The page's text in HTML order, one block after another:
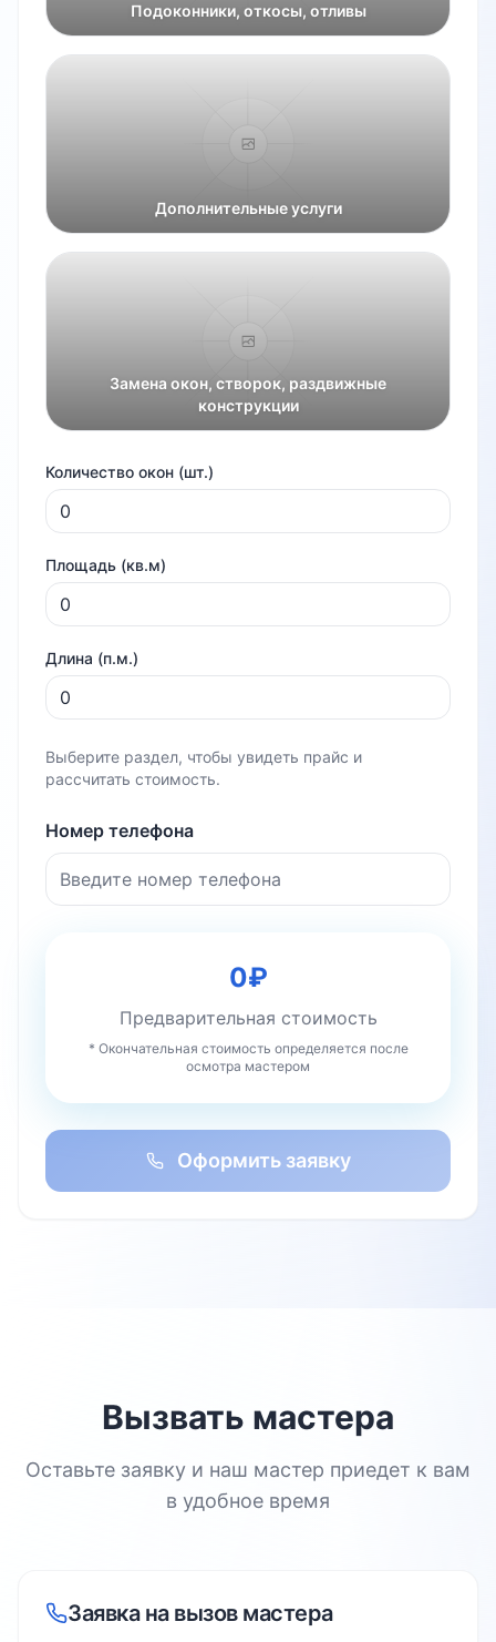
Подоконники, откосы, отливы
Дополнительные услуги
Замена окон, створок, раздвижные
конструкции
Количество окон (шт.)
Площадь (кв.м)
Длина (п.м.)
Выберите раздел, чтобы увидеть прайс и
рассчитать стоимость.
Номер телефона
0₽
Предварительная стоимость
* Окончательная стоимость определяется после
осмотра мастером
Оформить заявку
Вызвать мастера
Оставьте заявку и наш мастер приедет к вам
в удобное время
Заявка на вызов мастера